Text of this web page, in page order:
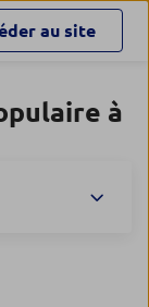
au site
à